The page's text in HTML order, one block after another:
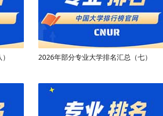
2026年部分专业大学排名汇总（七）